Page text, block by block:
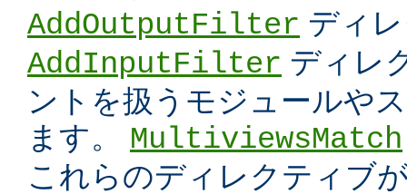
AddOutputFilter ディ
AddInputFilter ディレ
ントを扱うモジュールや
ます。 MultiviewsMatch
これらのディレクティブ